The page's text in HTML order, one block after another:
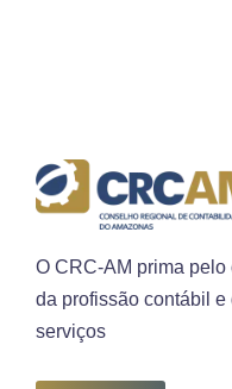
O CRC-AM prima
da profissão contábil
serviços